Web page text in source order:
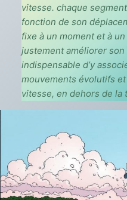
vitesse. chaque
fonction de son
fixe à un moment et à
justement améliorer
indispensable d’y
mouvements évolutifs
vitesse, en dehors de la